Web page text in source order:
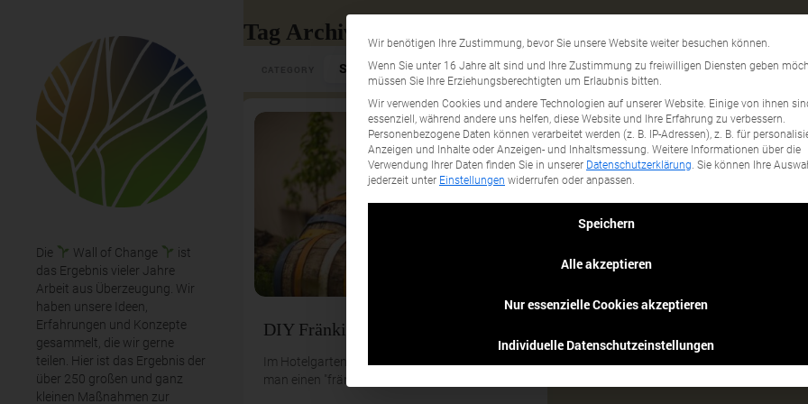
Die Wall of Change
ist
das Ergebnis vieler Jahre
Arbeit aus Überzeugung. Wir
haben unsere Ideen,
Erfahrungen und Konzepte
gesammelt, die wir gerne
teilen. Hier ist das Ergebnis der
über 250 großen und ganz
kleinen Maßnahmen zur
Tag Archives: Sandsteine
Select Category...
DIY Fränkischer Bierkeller
Im Hotelgarten (bei den Obstbäumen) findet
man einen "fränkischen Bierkeller".
Wir benötigen Ihre Zustimmung, bevor Sie unsere Website weiter besuchen können.
Wenn Sie unter 16 Jahre alt sind und Ihre Zustimmung zu freiwilligen Diensten geben
müssen Sie Ihre Erziehungsberechtigten um Erlaubnis bitten.
Wir verwenden Cookies und andere Technologien auf unserer Website. Einige von ihnen
essenziell, während andere uns helfen, diese Website und Ihre Erfahrung zu verbessern.
Personenbezogene Daten können verarbeitet werden (z. B. IP-Adressen), z. B. für
Anzeigen und Inhalte oder Anzeigen- und Inhaltsmessung. Weitere Informationen über die
Verwendung Ihrer Daten finden Sie in unserer Datenschutzerklärung. Sie können Ihre
jederzeit unter Einstellungen widerrufen oder anpassen.
Speichern
Alle akzeptieren
Nur essenzielle Cookies akzeptieren
Individuelle Datenschutzeinstellungen